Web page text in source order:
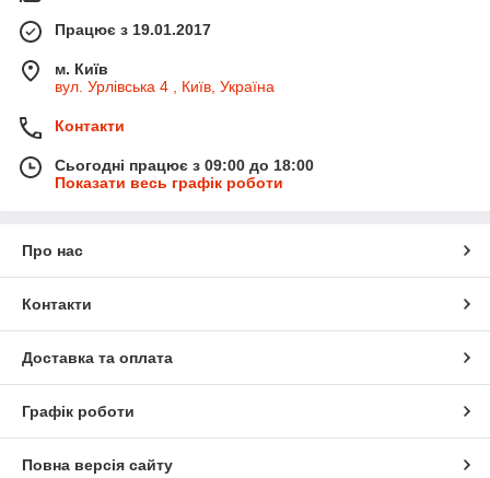
Працює з 19.01.2017
м. Київ
вул. Урлівська 4 , Київ, Україна
Контакти
Сьогодні працює з 09:00 до 18:00
Показати весь графік роботи
Про нас
Контакти
Доставка та оплата
Графік роботи
Повна версія сайту